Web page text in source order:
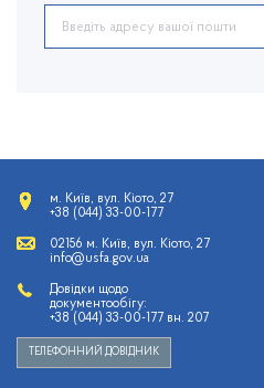
м. Київ, вул. Кіото, 27
+38 (044) 33-00-177
02156 м. Київ, вул. Кіото, 27
info@usfa.gov.ua
Довідки щодо
документообігу:
+38 (044) 33-00-177 вн. 207
ТЕЛЕФОННИЙ ДОВІДНИК